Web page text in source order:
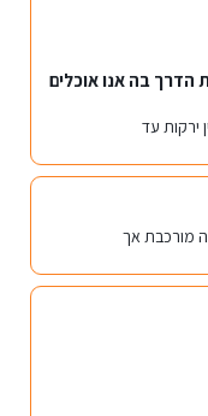
הדרך בה אנו אוכלים
ירקות עד
מורכבת אך